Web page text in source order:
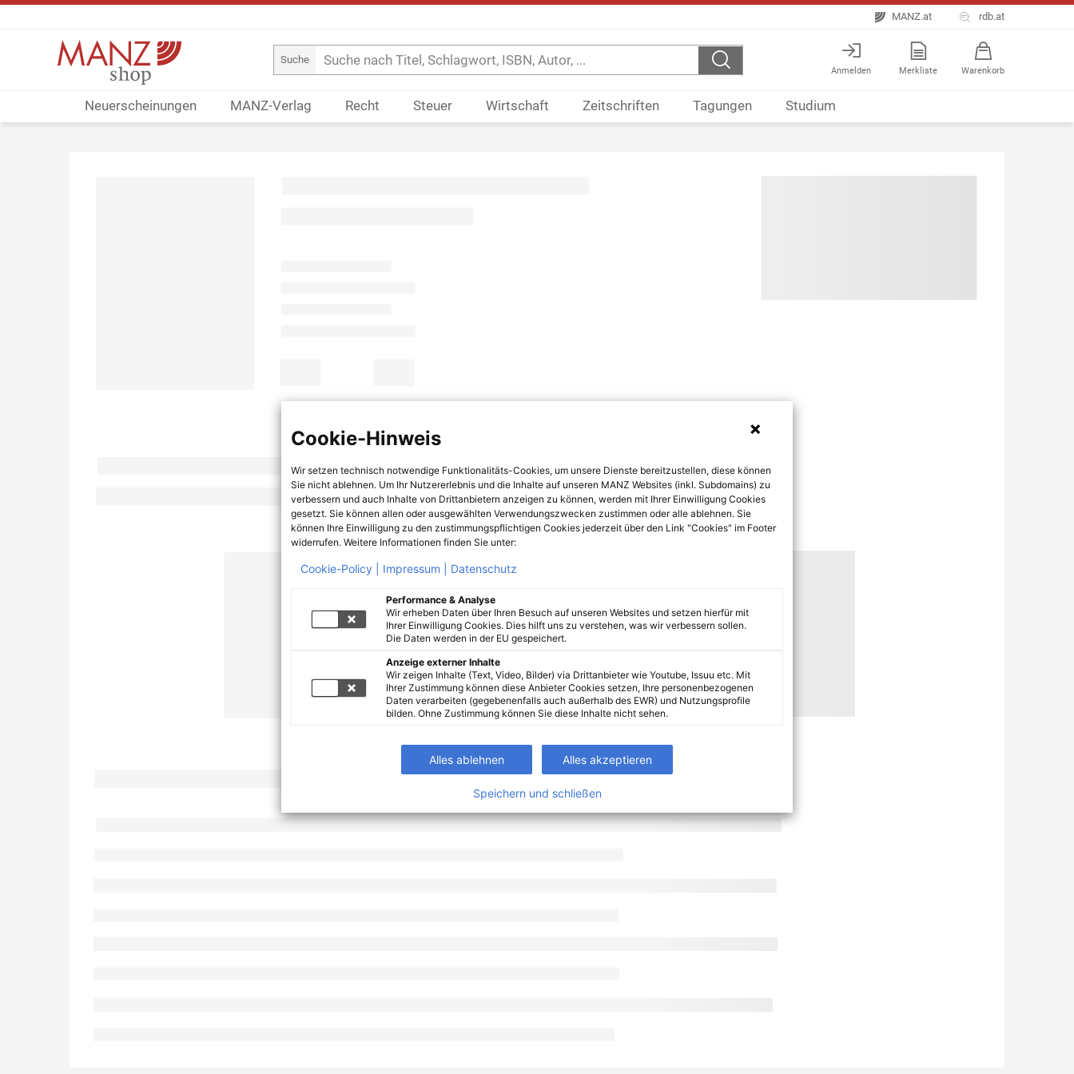
MANZ.at rdb.at
Suche
Anmelden Merkliste Warenkorb
Neuerscheinungen MANZ-Verlag Recht Steuer Wirtschaft Zeitschriften Tagungen Studium
Cookie-Hinweis
Wir setzen technisch notwendige Funktionalitäts-Cookies, um unsere Dienste bereitzustellen, diese können
Sie nicht ablehnen. Um Ihr Nutzererlebnis und die Inhalte auf unseren MANZ Websites (inkl. Subdomains) zu
verbessern und auch Inhalte von Drittanbietern anzeigen zu können, werden mit Ihrer Einwilligung Cookies
gesetzt. Sie können allen oder ausgewählten Verwendungszwecken zustimmen oder alle ablehnen. Sie
können Ihre Einwilligung zu den zustimmungspflichtigen Cookies jederzeit über den Link "Cookies" im Footer
widerrufen. Weitere Informationen finden Sie unter:
Cookie-Policy | Impressum | Datenschutz
Performance & Analyse
Wir erheben Daten über Ihren Besuch auf unseren Websites und setzen hierfür mit
Ihrer Einwilligung Cookies. Dies hilft uns zu verstehen, was wir verbessern sollen.
Die Daten werden in der EU gespeichert.
Anzeige externer Inhalte
Wir zeigen Inhalte (Text, Video, Bilder) via Drittanbieter wie Youtube, Issuu etc. Mit
Ihrer Zustimmung können diese Anbieter Cookies setzen, Ihre personenbezogenen
Daten verarbeiten (gegebenenfalls auch außerhalb des EWR) und Nutzungsprofile
bilden. Ohne Zustimmung können Sie diese Inhalte nicht sehen.
Alles ablehnen Alles akzeptieren
Speichern und schließen